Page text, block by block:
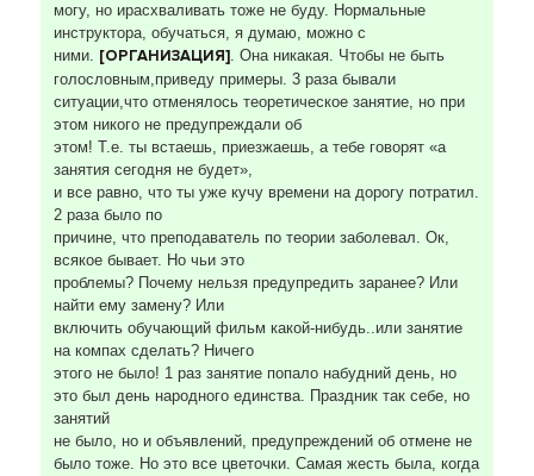
могу, но ирасхваливать тоже не буду. Нормальные
инструктора, обучаться, я думаю, можно с
ними. [ОРГАНИЗАЦИЯ]. Она никакая. Чтобы не быть
голословным,приведу примеры. 3 раза бывали
ситуации,что отменялось теоретическое занятие, но при
этом никого не предупреждали об
этом! Т.е. ты встаешь, приезжаешь, а тебе говорят «а
занятия сегодня не будет»,
и все равно, что ты уже кучу времени на дорогу потратил.
2 раза было по
причине, что преподаватель по теории заболевал. Ок,
всякое бывает. Но чьи это
проблемы? Почему нельзя предупредить заранее? Или
найти ему замену? Или
включить обучающий фильм какой-нибудь..или занятие
на компах сделать? Ничего
этого не было! 1 раз занятие попало набудний день, но
это был день народного единства. Праздник так себе, но
занятий
не было, но и объявлений, предупреждений об отмене не
было тоже. Но это все цветочки. Самая жесть была, когда